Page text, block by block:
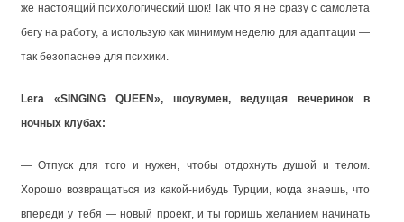
же настоящий психологический шок! Так что я не сразу с самолета
бегу на работу, а использую как минимум неделю для адаптации —
так безопаснее для психики.
Lera «SINGING QUEEN», шоувумен, ведущая вечеринок в
ночных клубах:
— Отпуск для того и нужен, чтобы отдохнуть душой и телом.
Хорошо возвращаться из какой-нибудь Турции, когда знаешь, что
впереди у тебя — новый проект, и ты горишь желанием начинать